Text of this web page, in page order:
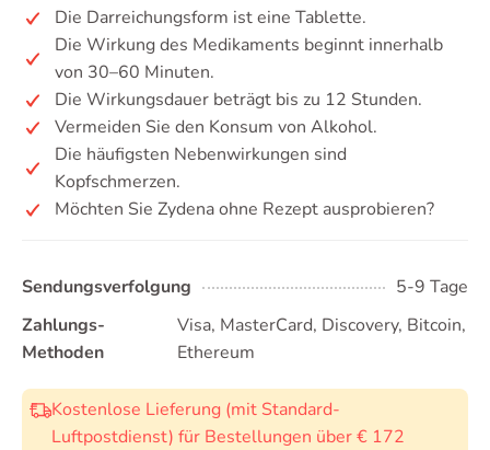
Die Darreichungsform ist eine Tablette.
Die Wirkung des Medikaments beginnt innerhalb
von 30–60 Minuten.
Die Wirkungsdauer beträgt bis zu 12 Stunden.
Vermeiden Sie den Konsum von Alkohol.
Die häufigsten Nebenwirkungen sind
Kopfschmerzen.
Möchten Sie Zydena ohne Rezept ausprobieren?
Sendungsverfolgung
5-9 Tage
Zahlungs-
Methoden
Visa, MasterCard, Discovery, Bitcoin,
Ethereum
Kostenlose Lieferung (mit Standard-
Luftpostdienst) für Bestellungen über € 172